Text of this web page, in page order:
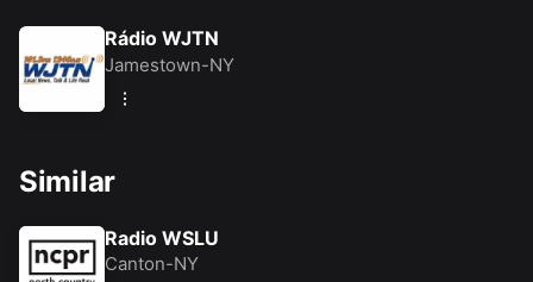
Rádio WJTN
Jamestown-NY
Similar
Radio WSLU
Canton-NY